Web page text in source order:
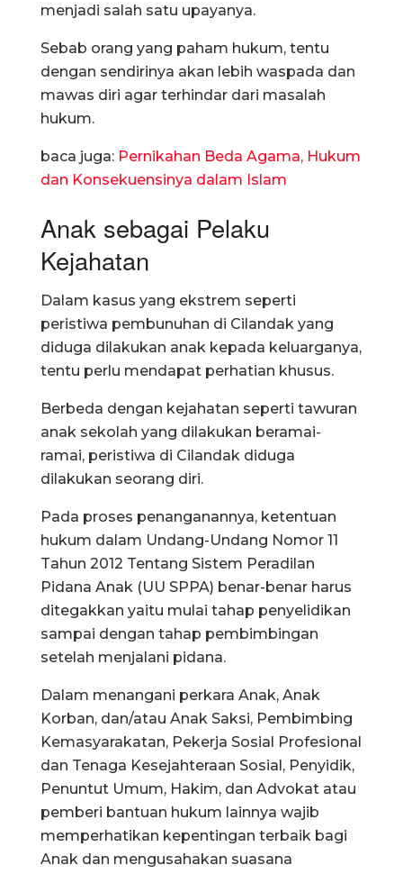
menjadi salah satu upayanya.
Sebab orang yang paham hukum, tentu
dengan sendirinya akan lebih waspada dan
mawas diri agar terhindar dari masalah
hukum.
baca juga: Pernikahan Beda Agama, Hukum
dan Konsekuensinya dalam Islam
Anak sebagai Pelaku
Kejahatan
Dalam kasus yang ekstrem seperti
peristiwa pembunuhan di Cilandak yang
diduga dilakukan anak kepada keluarganya,
tentu perlu mendapat perhatian khusus.
Berbeda dengan kejahatan seperti tawuran
anak sekolah yang dilakukan beramai-
ramai, peristiwa di Cilandak diduga
dilakukan seorang diri.
Pada proses penanganannya, ketentuan
hukum dalam Undang-Undang Nomor 11
Tahun 2012 Tentang Sistem Peradilan
Pidana Anak (UU SPPA) benar-benar harus
ditegakkan yaitu mulai tahap penyelidikan
sampai dengan tahap pembimbingan
setelah menjalani pidana.
Dalam menangani perkara Anak, Anak
Korban, dan/atau Anak Saksi, Pembimbing
Kemasyarakatan, Pekerja Sosial Profesional
dan Tenaga Kesejahteraan Sosial, Penyidik,
Penuntut Umum, Hakim, dan Advokat atau
pemberi bantuan hukum lainnya wajib
memperhatikan kepentingan terbaik bagi
Anak dan mengusahakan suasana